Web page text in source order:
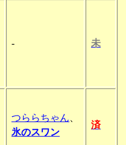
- 未
つららちゃん
氷のスワン
済